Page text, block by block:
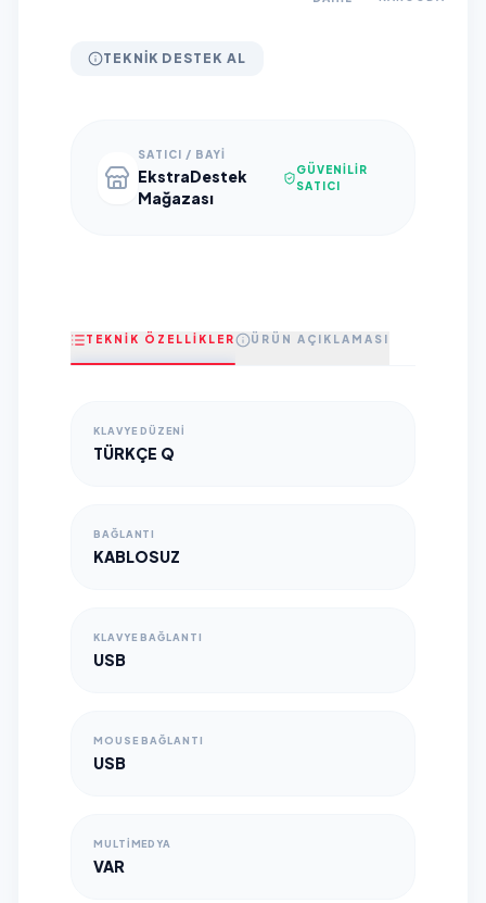
TEKNIK DESTEK AL
SATICI / BAYI
EkstraDestek
Mağazası
GÜVENILIR
SATICI
TEKNİK ÖZELLİKLER ÜRÜN AÇIKLAMASI
KLAVYE DÜZENI
TÜRKÇE Q
BAĞLANTI
KABLOSUZ
KLAVYE BAĞLANTI
USB
MOUSE BAĞLANTI
USB
MULTIMEDYA
VAR